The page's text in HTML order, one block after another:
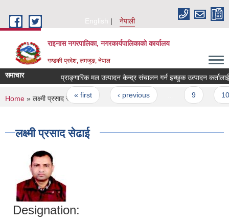
English
नेपाली
राइनास नगरपालिका, नगरकार्यपालिकाको कार्यालय
गण्डकी प्रदेश, लमजुङ, नेपाल
समाचार
Pages
« first ‹ previous 9 10
You are here
Home » लक्ष्मी प्रसाद सेढाई
लक्ष्मी प्रसाद सेढाई
Designation: